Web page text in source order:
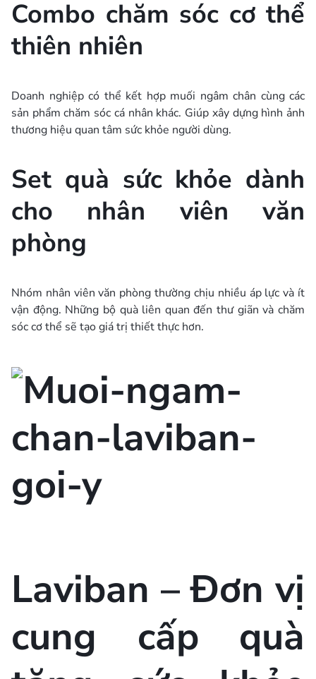
Combo chăm sóc cơ thể
thiên nhiên
Doanh nghiệp có thể kết hợp muối ngâm chân cùng các
sản phẩm chăm sóc cá nhân khác. Giúp xây dựng hình ảnh
thương hiệu quan tâm sức khỏe người dùng.
Set quà sức khỏe dành
cho nhân viên văn
phòng
Nhóm nhân viên văn phòng thường chịu nhiều áp lực và ít
vận động. Những bộ quà liên quan đến thư giãn và chăm
sóc cơ thể sẽ tạo giá trị thiết thực hơn.
Laviban – Đơn vị
cung cấp quà